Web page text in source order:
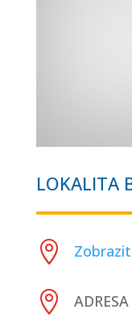
LOKALITA


ADRESA